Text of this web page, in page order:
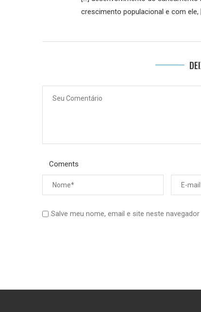
crescimento populacional e com ele,
Coments
Salve meu nome, email e site neste